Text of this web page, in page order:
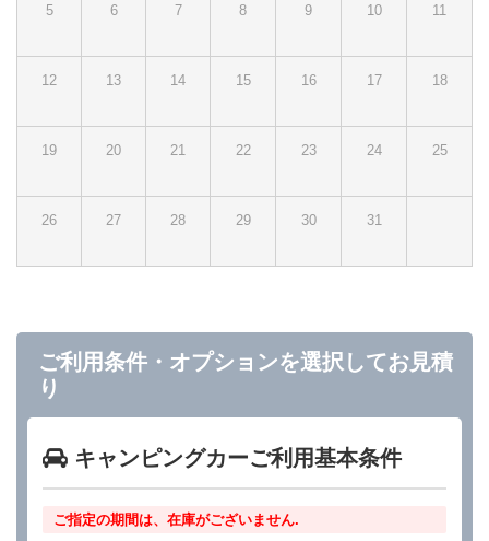
5 6 7 8 9 10 11
12 13 14 15 16 17 18
19 20 21 22 23 24 25
26 27 28 29 30 31
ご利用条件・オプションを選択してお見積
り
キャンピングカーご利用基本条件
ご指定の期間は、在庫がございません.